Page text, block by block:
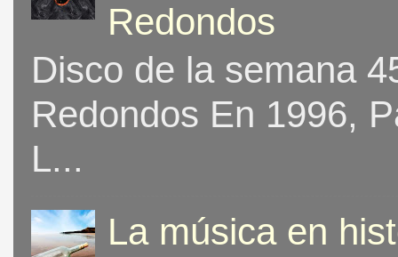
Redondos
Disco de la semana
Redondos En 1996,
L...
La música en